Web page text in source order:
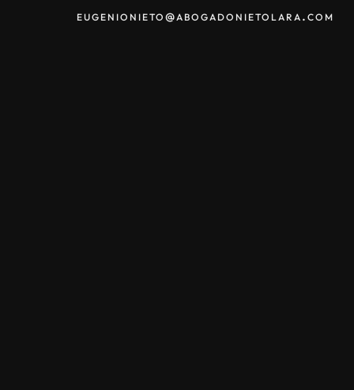
eugenionieto@abogadonietolara.com